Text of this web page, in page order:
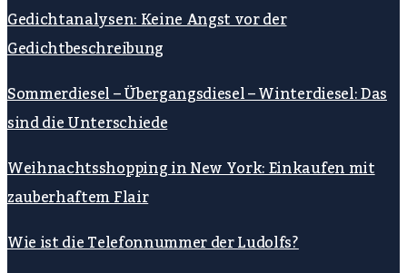
Gedichtanalysen: Keine Angst vor der
Gedichtbeschreibung
Sommerdiesel – Übergangsdiesel – Winterdiesel: Das
sind die Unterschiede
Weihnachtsshopping in New York: Einkaufen mit
zauberhaftem Flair
Wie ist die Telefonnummer der Ludolfs?